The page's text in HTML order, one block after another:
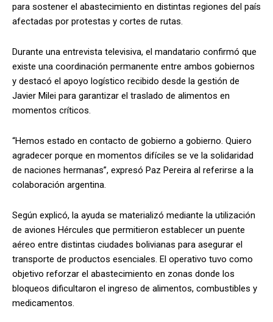
para sostener el abastecimiento en distintas regiones del país
afectadas por protestas y cortes de rutas.
Durante una entrevista televisiva, el mandatario confirmó que
existe una coordinación permanente entre ambos gobiernos
y destacó el apoyo logístico recibido desde la gestión de
Javier Milei para garantizar el traslado de alimentos en
momentos críticos.
“Hemos estado en contacto de gobierno a gobierno. Quiero
agradecer porque en momentos difíciles se ve la solidaridad
de naciones hermanas”, expresó Paz Pereira al referirse a la
colaboración argentina.
Según explicó, la ayuda se materializó mediante la utilización
de aviones Hércules que permitieron establecer un puente
aéreo entre distintas ciudades bolivianas para asegurar el
transporte de productos esenciales. El operativo tuvo como
objetivo reforzar el abastecimiento en zonas donde los
bloqueos dificultaron el ingreso de alimentos, combustibles y
medicamentos.